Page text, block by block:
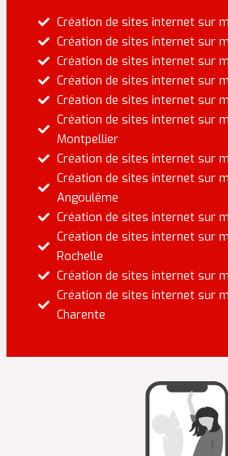
Création de sites internet sur
Création de sites internet sur
Création de sites internet sur
Création de sites internet sur
Création de sites internet sur
Création de sites internet sur
Montpellier
Création de sites internet sur
Création de sites internet sur
Angoulême
Création de sites internet sur
Création de sites internet sur
Rochelle
Création de sites internet sur
Création de sites internet sur
Charente